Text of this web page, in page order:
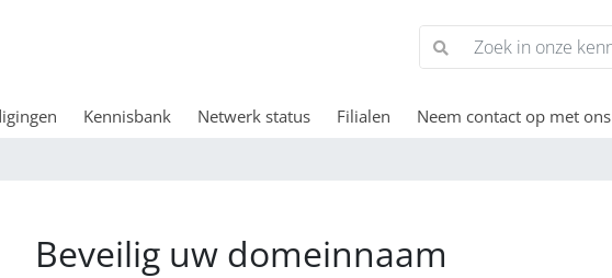
Kennisbank Netwerk status Filialen Neem contact op met ons
Beveilig uw domeinnaam